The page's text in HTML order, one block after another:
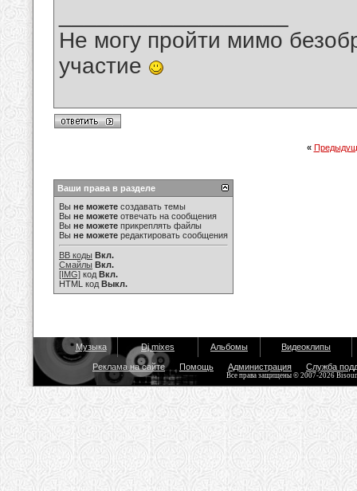
Не могу пройти мимо
участие
«
Ваши права в разделе
Вы не можете создавать темы
Вы не можете отвечать на сообщения
Вы не можете прикреплять файлы
Вы не можете редактировать сообщения
BB коды Вкл.
Смайлы Вкл.
[IMG] код Вкл.
HTML код Выкл.
Музыка Dj mixes Альбомы Видеоклипы
Реклама на сайте Помощь Администрация Служба
Все права защищены © 2007-2026